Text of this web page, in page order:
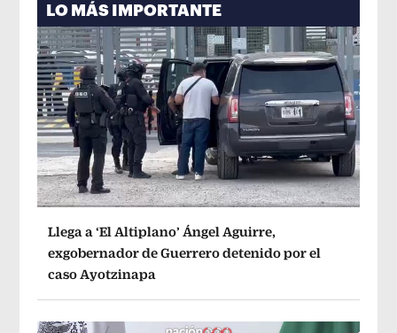
LO MÁS IMPORTANTE
Llega a ‘El Altiplano’ Ángel Aguirre,
exgobernador de Guerrero detenido por el
caso Ayotzinapa